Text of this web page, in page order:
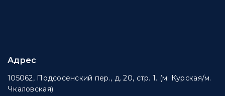
Адрес
105062, Подсосенский пер., д. 20, стр. 1. (м. Курская/м.
Чкаловская)